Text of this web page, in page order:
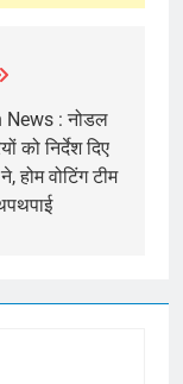
News : नोडल
को निर्देश दिए
होम वोटिंग टीम